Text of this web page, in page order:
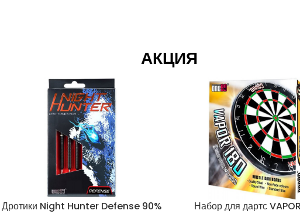
АКЦИЯ
Набор для дартс VAPOR 180 Нейлоновый коврик с